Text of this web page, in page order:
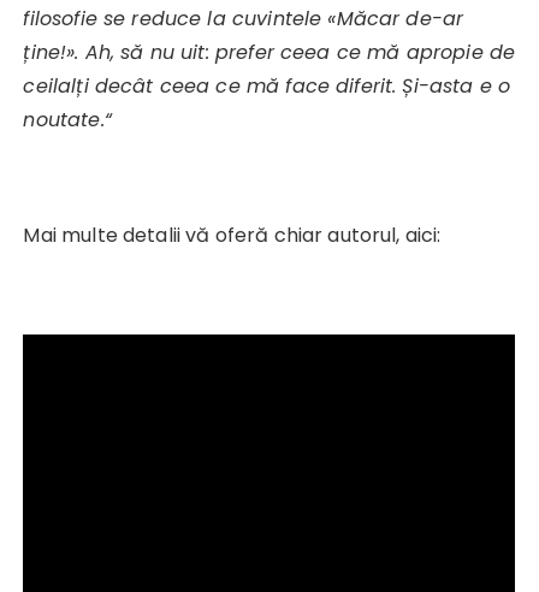
filosofie se reduce la cuvintele «Măcar de-ar
ține!». Ah, să nu uit: prefer ceea ce mă apropie de
ceilalți decât ceea ce mă face diferit. Și-asta e o
noutate.“
Mai multe detalii vă oferă chiar autorul, aici: